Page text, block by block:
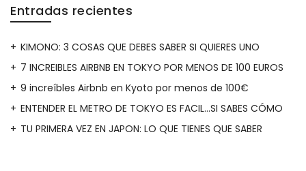
Entradas recientes
KIMONO: 3 COSAS QUE DEBES SABER SI QUIERES UNO
7 INCREIBLES AIRBNB EN TOKYO POR MENOS DE 100 EUROS
9 increíbles Airbnb en Kyoto por menos de 100€
ENTENDER EL METRO DE TOKYO ES FACIL…SI SABES CÓMO
TU PRIMERA VEZ EN JAPON: LO QUE TIENES QUE SABER